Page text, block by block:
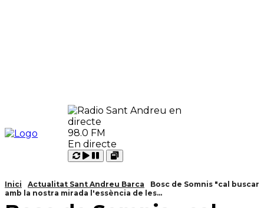
98.0 FM
En directe
Carregant
Reproduir
Pausar
Open
Inici Actualitat Sant Andreu Barca
Bosc de Somnis "cal buscar
amb la nostra mirada l'essència de les...